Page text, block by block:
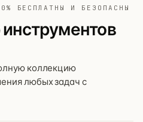
БЕСПЛАТНЫ И БЕЗОПАСНЫ
коллекцию
любых задач с